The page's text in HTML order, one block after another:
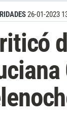
26-01-2023